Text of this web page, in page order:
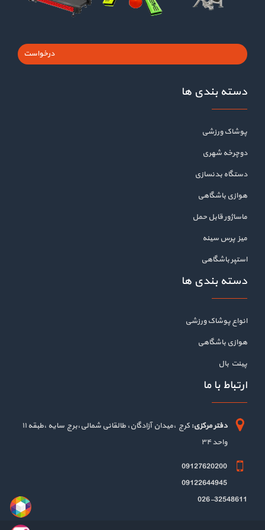
درخواست
دسته بندی ها
پوشاک ورزشی
دوچرخه شهری
دستگاه بدنسازی
هوازی باشگاهی
ماساژور قابل حمل
میز پرس سینه
استپر باشگاهی
دسته بندی ها
انواع پوشاک ورزشی
هوازی باشگاهی
پینت بال
ارتباط با ما
دفتر مرکزی:
کرج ،میدان آزادگان، طالقانی شمالی،برج سایه ،طبقه ۱۱
واحد ۳۴
09127620200
09122644945
026-32548611